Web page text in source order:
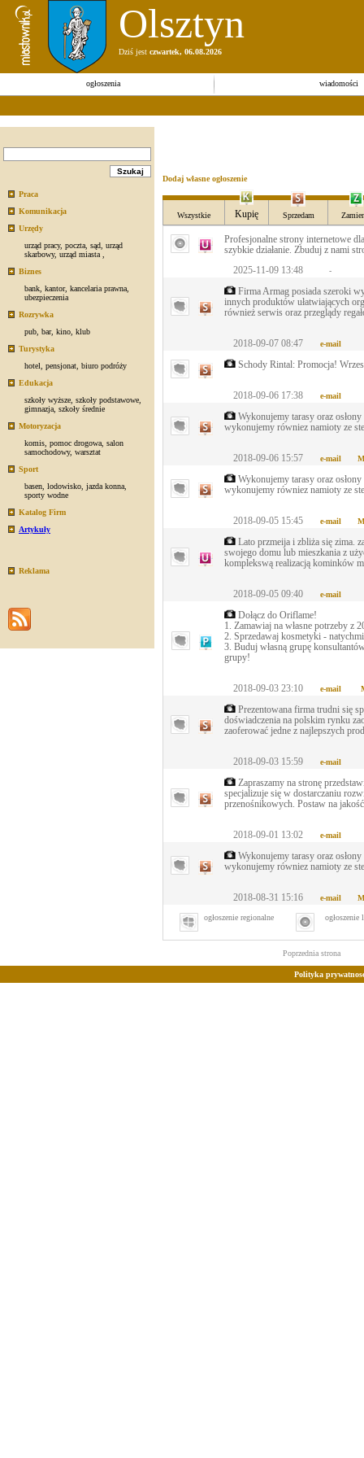
Olsztyn
Dziś jest czwartek, 06.08.2026
ogłoszenia wiadomości
Praca
Komunikacja
Urzędy
urząd pracy, poczta sąd urząd
skarbowy, urząd miasta
Biznes
bank kantor, kancelaria prawna
ubezpieczenia
Rozrywka
pub bar, kino klub
Turystyka
hotel
pensjonat biuro podróży
Edukacja
szkoły wyższe szkoły podstawowe
gimnazja szkoły średnie
Motoryzacja
komis pomoc drogowa salon
samochodowy, warsztat
Sport
basen lodowisko jazda konna
sporty wodne
Katalog Firm
Artykuły
Reklama
Dodaj własne ogłoszenie
Wszystkie Kupię Sprzedam
Profesjonalne strony internetowe
szybkie działanie. Zbuduj z nami
2025-11-09 13:48
-
Firma Armag posiada szeroki
innych produktów ułatwiających
również serwis oraz przeglądy
2018-09-07 08:47 e-mail
Schody Rintal: Promocja!
2018-09-06 17:38 e-mail
Wykonujemy tarasy oraz
wykonujemy równiez namioty ze
2018-09-06 15:57 e-mail
Wykonujemy tarasy oraz
wykonujemy równiez namioty ze
2018-09-05 15:45 e-mail
Lato przmeija i zbliża się zima.
swojego domu lub mieszkania z
komplekswą realizacją kominków
2018-09-05 09:40 e-mail
Dołącz do Oriflame!
1. Zamawiaj na własne potrzeby z
2. Sprzedawaj kosmetyki -
3. Buduj własną grupę
grupy!
2018-09-03 23:10 e-mail
Prezentowana firma trudni się
doświadczenia na polskim rynku
zaoferować jedne z najlepszych
2018-09-03 15:59 e-mail
Zapraszamy na stronę
specjalizuje się w dostarczaniu
przenośnikowych. Postaw na
2018-09-01 13:02 e-mail
Wykonujemy tarasy oraz
wykonujemy równiez namioty ze
2018-08-31 15:16 e-mail
ogłoszenie regionalne ogłoszenie
Poprzednia strona
Polityka